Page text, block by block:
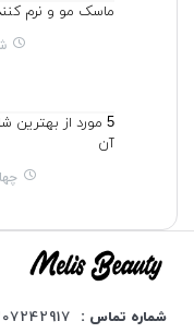
ماسک مو و نرم
5 مورد از
آن
شماره تماس :
- 02166082599